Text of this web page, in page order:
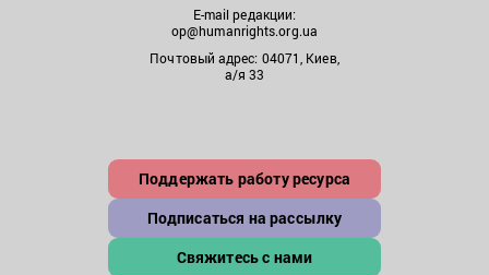
E-mail редакции:
op@humanrights.org.ua
Почтовый адрес: 04071, Киев,
а/я 33
Поддержать работу ресурса
Подписаться на рассылку
Свяжитесь с нами